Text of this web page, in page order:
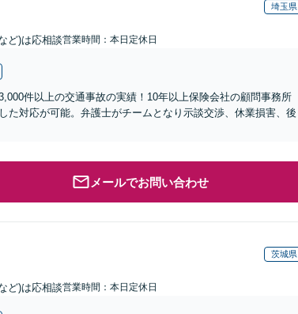
埼玉県
ど)は応相談営業時間：本日定休日
件以上の交通事故の実績！10年以上保険会社の顧問事務所
た対応が可能。弁護士がチームとなり示談交渉、休業損害、後
メールでお問い合わせ
茨城県
ど)は応相談営業時間：本日定休日